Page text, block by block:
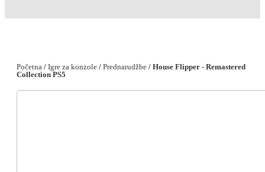
Početna / Igre za konzole / Prednarudžbe / House Flipper - Remastered
Collection PS5